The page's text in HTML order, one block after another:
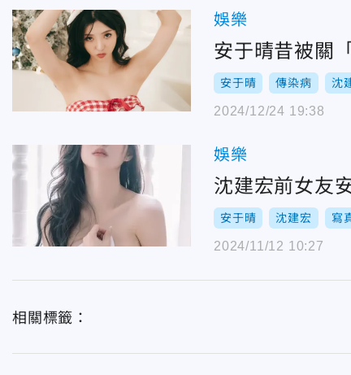
娛樂
安于晴昔被關
安于晴 傳染病 沈
2024/12/24 19:38
娛樂
沈建宏前女友
安于晴 沈建宏 寫
2024/11/12 10:27
相關標籤：